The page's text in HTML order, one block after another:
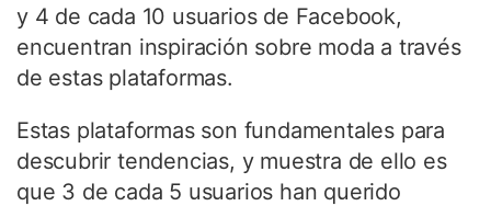
y 4 de cada 10 usuarios de Facebook,
encuentran inspiración sobre moda a través
de estas plataformas.
Estas plataformas son fundamentales para
descubrir tendencias, y muestra de ello es
que 3 de cada 5 usuarios han querido